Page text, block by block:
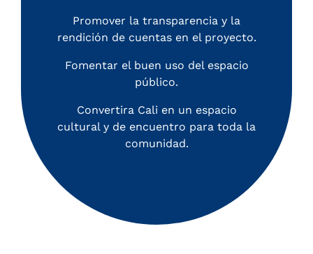
Promover la transparencia y la
rendición de cuentas en el proyecto.
Fomentar el buen uso del espacio
público.
Convertira Cali en un espacio
cultural y de encuentro para toda la
comunidad.